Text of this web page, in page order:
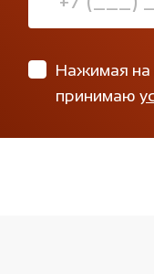
Нажимая на
принимаю